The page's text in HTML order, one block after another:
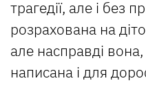
трагедії, але і без
розрахована на
але насправді
написана і для